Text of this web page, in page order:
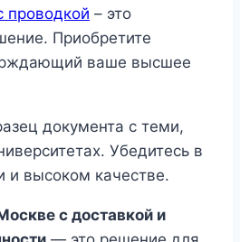
проводкой – это
Приобретите
ваше высшее
документа с теми,
Убедитесь в
и высоком качестве.
с доставкой и